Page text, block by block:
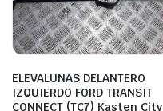
ELEVALUNAS DELANTERO
IZQUIERDO FORD TRANSIT
CONNECT (TC7) Kasten City